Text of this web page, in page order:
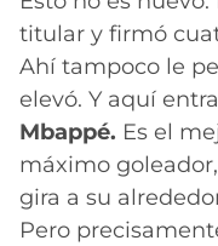
titular y firmó
Ahí tampoco le
elevó. Y aquí
Mbappé. Es el
máximo
gira a su
Pero